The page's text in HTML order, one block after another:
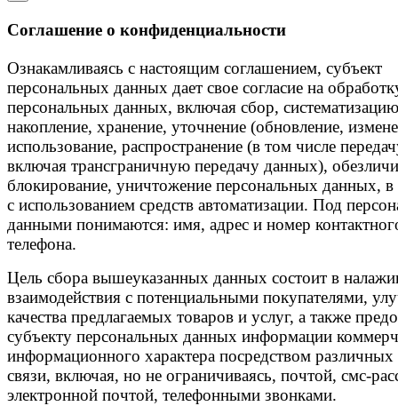
Соглашение о конфиденциальности
Ознакамливаясь с настоящим соглашением, субъект
персональных данных дает свое согласие на
персональных данных, включая сбор,
накопление, хранение, уточнение (обновление,
использование, распространение (в том числе
включая трансграничную передачу данных),
блокирование, уничтожение персональных данных, в
с использованием средств автоматизации. Под
данными понимаются: имя, адрес и номер
телефона.
Цель сбора вышеуказанных данных состоит в
взаимодействия с потенциальными покупателями,
качества предлагаемых товаров и услуг, а также
субъекту персональных данных информации
информационного характера посредством различных
связи, включая, но не ограничиваясь, почтой, смс-
электронной почтой, телефонными звонками.